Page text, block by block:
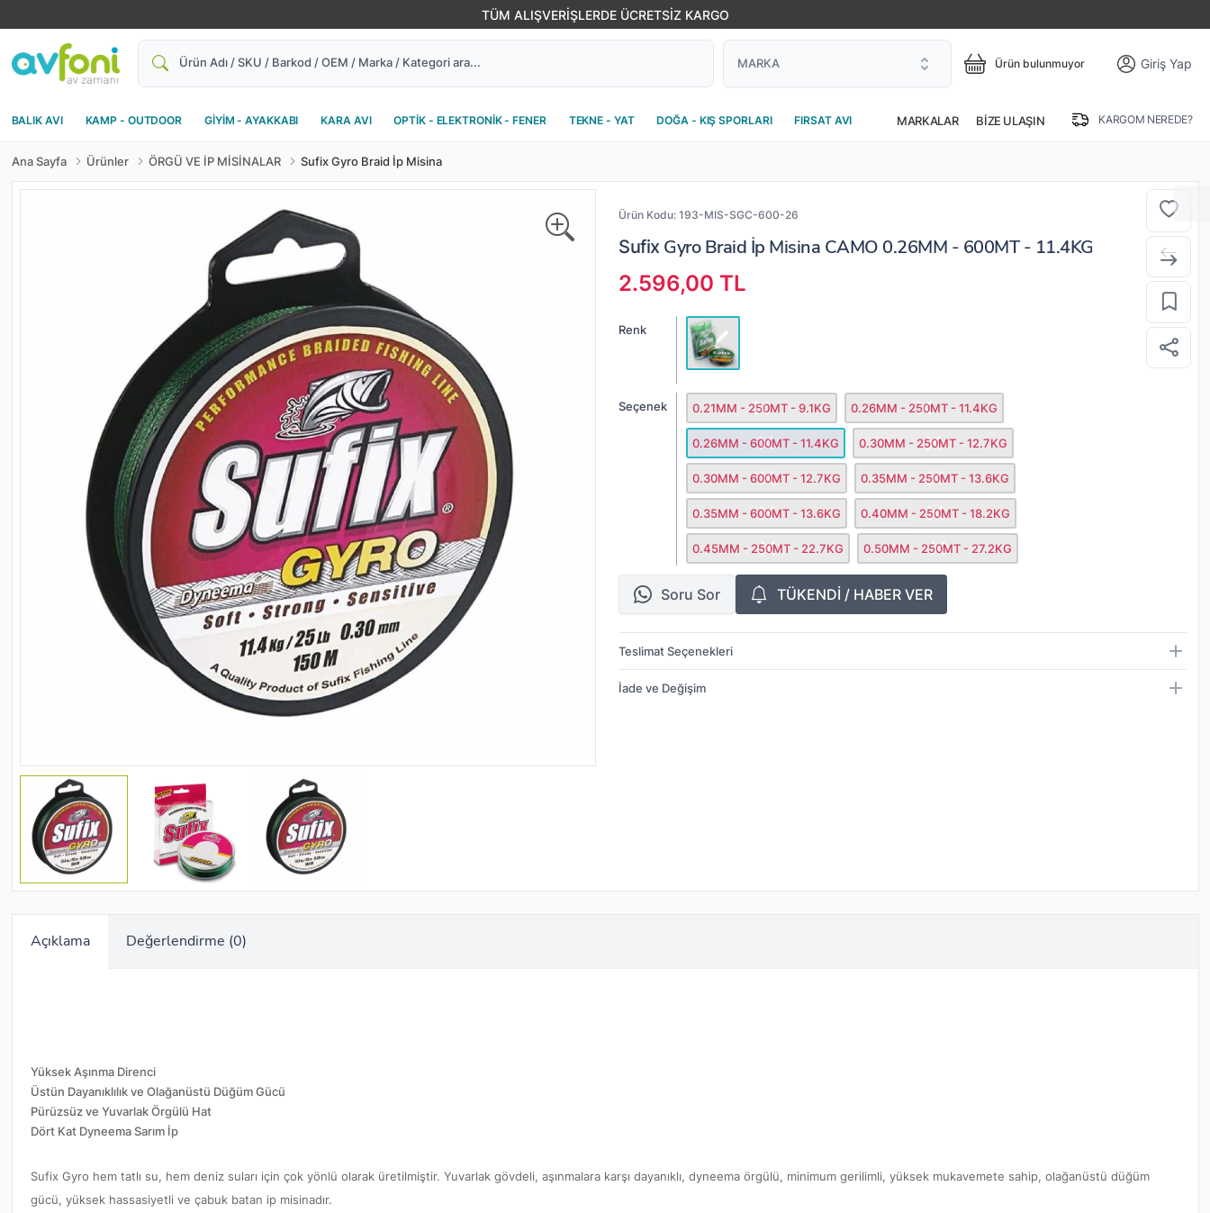
TÜM ALIŞVERİŞLERDE ÜCRETSİZ KARGO
Ara
Ürün bulunmuyor Giriş Yap
BALIK AVI KAMP - OUTDOOR GİYİM - AYAKKABI KARA AVI OPTİK - ELEKTRONİK - FENER TEKNE - YAT DOĞA - KIŞ SPORLARI FIRSAT AVI MARKALAR BIZE ULAŞIN KARGOM NEREDE?
Ana Sayfa Ürünler ÖRGÜ VE İP MİSİNALAR Sufix Gyro Braid İp Misina
Ürün Kodu: 193-MIS-SGC-600-26
Sufix Gyro Braid İp Misina CAMO 0.26MM - 600MT - 11.4KG
2.596,00 TL
Renk
Seçenek 0.21MM - 250MT - 9.1KG 0.26MM - 250MT - 11.4KG
0.26MM - 600MT - 11.4KG 0.30MM - 250MT - 12.7KG
0.30MM - 600MT - 12.7KG 0.35MM - 250MT - 13.6KG
0.35MM - 600MT - 13.6KG 0.40MM - 250MT - 18.2KG
0.45MM - 250MT - 22.7KG 0.50MM - 250MT - 27.2KG
Soru Sor TÜKENDİ / HABER VER
Teslimat Seçenekleri
İade ve Değişim
Açıklama Değerlendirme (0)
Yüksek Aşınma Direnci
Üstün Dayanıklılık ve Olağanüstü Düğüm Gücü
Pürüzsüz ve Yuvarlak Örgülü Hat
Dört Kat Dyneema Sarım İp
Sufix Gyro hem tatlı su, hem deniz suları için çok yönlü olarak üretilmiştir. Yuvarlak gövdeli, aşınmalara karşı dayanıklı, dyneema örgülü, minimum gerilimli, yüksek mukavemete sahip, olağanüstü düğüm
gücü, yüksek hassasiyetli ve çabuk batan ip misinadır.